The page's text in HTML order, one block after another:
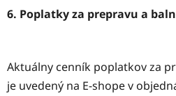
6. Poplatky za prepravu a
Aktuálny cenník poplatkov za
je uvedený na E-shope v